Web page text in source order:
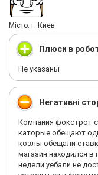
Мiсто: г. Киев
Плюси в
Не указаны
Негативні
Компания фокстрот
каторые обещают
козлы обещали
магазин находился
недели уебали не